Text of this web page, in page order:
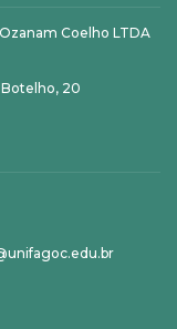
Coelho LTDA
Botelho, 20